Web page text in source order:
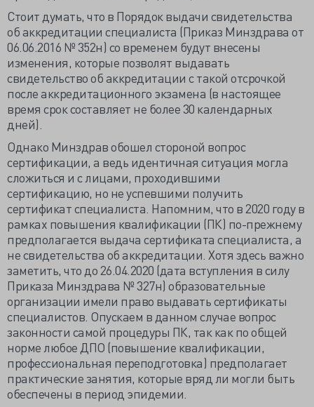
Стоит думать, что в Порядок выдачи свидетельства
об аккредитации специалиста (Приказ Минздрава от
06.06.2016 № 352н) со временем будут внесены
изменения, которые позволят выдавать
свидетельство об аккредитации с такой отсрочкой
после аккредитационного экзамена (в настоящее
время срок составляет не более 30 календарных
дней).
Однако Минздрав обошел стороной вопрос
сертификации, а ведь идентичная ситуация могла
сложиться и с лицами, проходившими
сертификацию, но не успевшими получить
сертификат специалиста. Напомним, что в 2020 году в
рамках повышения квалификации (ПК) по-прежнему
предполагается выдача сертификата специалиста, а
не свидетельства об аккредитации. Хотя здесь важно
заметить, что до 26.04.2020 (дата вступления в силу
Приказа Минздрава № 327н) образовательные
организации имели право выдавать сертификаты
специалистов. Опускаем в данном случае вопрос
законности самой процедуры ПК, так как по общей
норме любое ДПО (повышение квалификации,
профессиональная переподготовка) предполагает
практические занятия, которые вряд ли могли быть
обеспечены в период эпидемии.